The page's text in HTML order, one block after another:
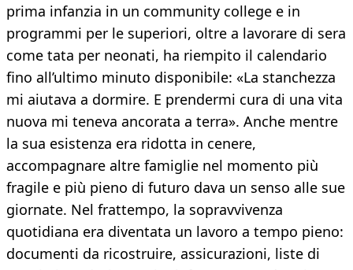
prima infanzia in un community college e in
programmi per le superiori, oltre a lavorare di sera
come tata per neonati, ha riempito il calendario
fino all’ultimo minuto disponibile: «La stanchezza
mi aiutava a dormire. E prendermi cura di una vita
nuova mi teneva ancorata a terra». Anche mentre
la sua esistenza era ridotta in cenere,
accompagnare altre famiglie nel momento più
fragile e più pieno di futuro dava un senso alle sue
giornate. Nel frattempo, la sopravvivenza
quotidiana era diventata un lavoro a tempo pieno:
documenti da ricostruire, assicurazioni, liste di